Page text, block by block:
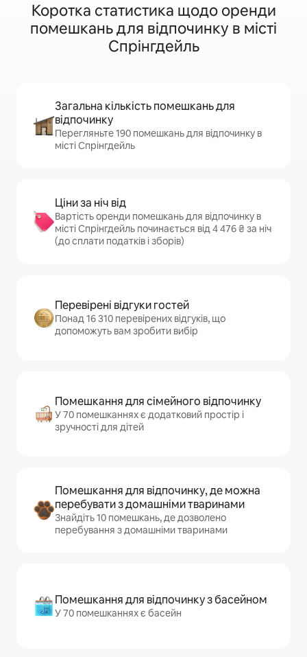
Коротка статистика щодо оренди
помешкань для відпочинку в місті
Спрінгдейль
Загальна кількість помешкань для
відпочинку
Перегляньте 190 помешкань для відпочинку в
місті Спрінгдейль
Ціни за ніч від
Вартість оренди помешкань для відпочинку в
місті Спрінгдейль починається від 4 476 ₴ за ніч
(до сплати податків і зборів)
Перевірені відгуки гостей
Понад 16 310 перевірених відгуків, що
допоможуть вам зробити вибір
Помешкання для сімейного відпочинку
У 70 помешканнях є додатковий простір і
зручності для дітей
Помешкання для відпочинку, де можна
перебувати з домашніми тваринами
Знайдіть 10 помешкань, де дозволено
перебування з домашніми тваринами
Помешкання для відпочинку з басейном
У 70 помешканнях є басейн